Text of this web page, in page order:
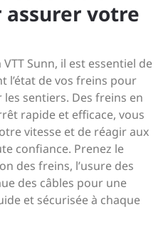
assurer votre
Sunn, il est essentiel de
l’état de vos freins pour
sentiers. Des freins en
rapide et efficace, vous
vitesse et de réagir aux
confiance. Prenez le
des freins, l’usure des
des câbles pour une
et sécurisée à chaque